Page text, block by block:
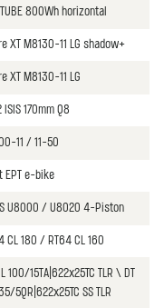
800Wh horizontal
XT M8130-11 LG shadow+
XT M8130-11 LG
ISIS 170mm Q8
11 / 11-50
EPT e-bike
U8000 / U8020 4-Piston
CL 180 / RT64 CL 160
100/15TA|622x25TC TLR \ DT
5QR|622x25TC SS TLR